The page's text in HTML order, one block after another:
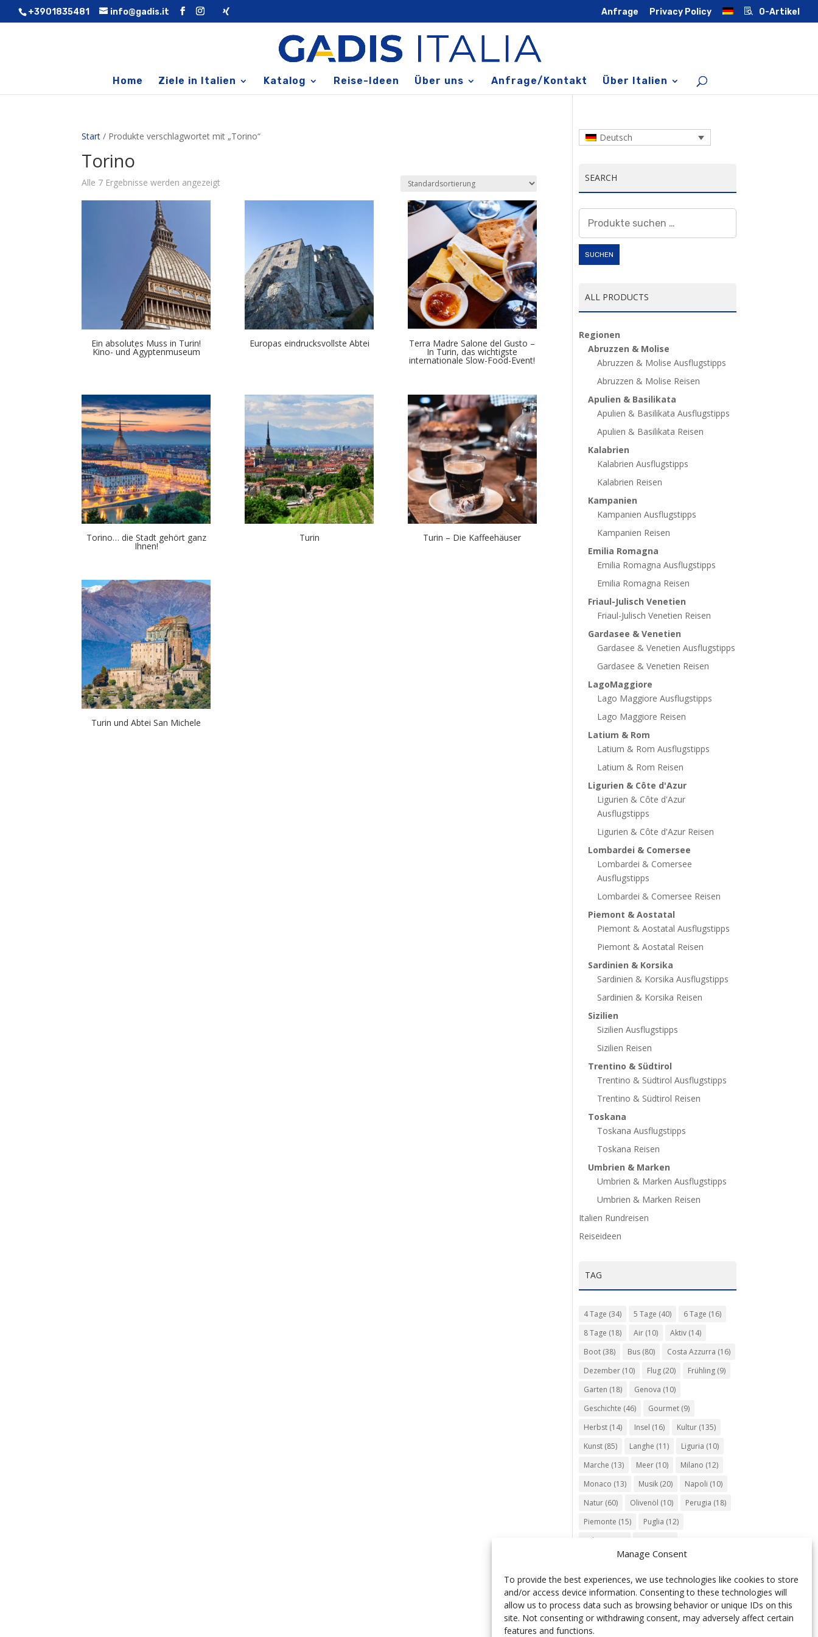
Manage Consent
To provide the best experiences, we use technologies like cookies to store
and/or access device information. Consenting to these technologies will
allow us to process data such as browsing behavior or unique IDs on this
site. Not consenting or withdrawing consent, may adversely affect certain
features and functions.
+3901835481 info@gadis.it Anfrage Privacy Policy 0-Artikel
Home Ziele in Italien Katalog Reise-Ideen Über uns Anfrage/Kontakt Über Italien
Start / Produkte verschlagwortet mit „Torino“
Torino
Alle 7 Ergebnisse werden angezeigt
Ein absolutes Muss in Turin!
Kino- und Ägyptenmuseum
Europas eindrucksvollste Abtei Terra Madre Salone del Gusto –
In Turin, das wichtigste
internationale Slow-Food-Event!
Torino… die Stadt gehört ganz
Ihnen!
Turin Turin – Die Kaffeehäuser
Turin und Abtei San Michele
Deutsch
SEARCH
nach:
SUCHEN
ALL PRODUCTS
Regionen
Abruzzen & Molise
Abruzzen & Molise Ausflugstipps
Abruzzen & Molise Reisen
Apulien & Basilikata
Apulien & Basilikata Ausflugstipps
Apulien & Basilikata Reisen
Kalabrien
Kalabrien Ausflugstipps
Kalabrien Reisen
Kampanien
Kampanien Ausflugstipps
Kampanien Reisen
Emilia Romagna
Emilia Romagna Ausflugstipps
Emilia Romagna Reisen
Friaul-Julisch Venetien
Friaul-Julisch Venetien Reisen
Gardasee & Venetien
Gardasee & Venetien Ausflugstipps
Gardasee & Venetien Reisen
LagoMaggiore
Lago Maggiore Ausflugstipps
Lago Maggiore Reisen
Latium & Rom
Latium & Rom Ausflugstipps
Latium & Rom Reisen
Ligurien & Côte d'Azur
Ligurien & Côte d'Azur
Ausflugstipps
Ligurien & Côte d'Azur Reisen
Lombardei & Comersee
Lombardei & Comersee
Ausflugstipps
Lombardei & Comersee Reisen
Piemont & Aostatal
Piemont & Aostatal Ausflugstipps
Piemont & Aostatal Reisen
Sardinien & Korsika
Sardinien & Korsika Ausflugstipps
Sardinien & Korsika Reisen
Sizilien
Sizilien Ausflugstipps
Sizilien Reisen
Trentino & Südtirol
Trentino & Südtirol Ausflugstipps
Trentino & Südtirol Reisen
Toskana
Toskana Ausflugstipps
Toskana Reisen
Umbrien & Marken
Umbrien & Marken Ausflugstipps
Umbrien & Marken Reisen
Italien Rundreisen
Reiseideen
TAG
4 Tage (34) 5 Tage (40) 6 Tage (16)
8 Tage (18) Air(10) Aktiv(14)
Boot(38) Bus(80) Costa Azzurra (16)
Dezember(10) Flug(20) Frühling(9)
Garten (18) Genova (10)
Geschichte (46) Gourmet(9)
Herbst(14) Insel (16) Kultur(135)
Kunst(85) Langhe (11) Liguria (10)
Marche (13) Meer(10) Milano (12)
Monaco (13) Musik(20) Napoli (10)
Natur(60) Olivenöl (10) Perugia (18)
Piemonte (15) Puglia (12)
Religion
(20) September(9)
Torino(12) Tradition (26) Veneto (12)
Verona(11) Wein(31) Wine (30)
Winter(11) Zug (11)